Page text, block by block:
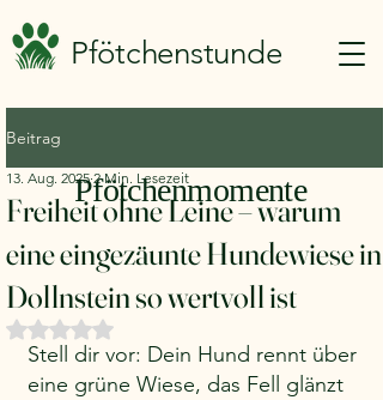
Pfötchenstunde
Beitrag
Freiheit ohne Leine – warum
eine eingezäunte Hundewiese in
Dollnstein so wertvoll ist
13. Aug. 2025 2 Min. Lesezeit
Mit NaN von 5 Sternen bewertet.
Stell dir vor: Dein Hund rennt über
eine grüne Wiese, das Fell glänzt
Pfötchenmomente